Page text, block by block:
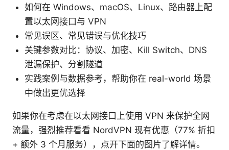
如何在 Windows、macOS、Linux、路由器上配
置以太网接口与 VPN
常见误区、常见错误与优化技巧
关键参数对比：协议、加密、Kill Switch、DNS
泄漏保护、分割隧道
实践案例与数据参考，帮助你在 real-world 场景
中做出更优选择
如果你在考虑在以太网接口上使用 VPN 来保护全网
流量，强烈推荐看看 NordVPN 现有优惠（77% 折扣
+ 额外 3 个月服务），点开下面的图片了解详情。